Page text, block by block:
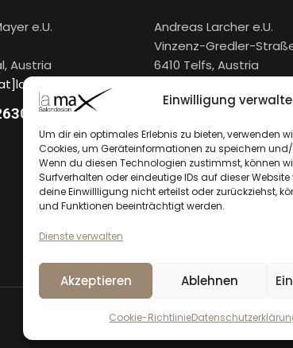
Einwilligung
Um dir ein optimales Erlebnis zu bieten, verwenden
Cookies, um Geräteinformationen zu speichern
Wenn du diesen Technologien zustimmst, können
Surfverhalten oder eindeutige IDs auf dieser
deine Einwillligung nicht erteilst oder zurückziehst,
und Funktionen beeinträchtigt werden.
Dienste verwalten
Akzeptieren Ablehnen
Cookie-Richtlinie
e.U.
Austria
Andreas Larcher e.U.
Vinzenz-Gredler-
6410 Telfs, Austria
+436643432632
la max© 2026. Alle